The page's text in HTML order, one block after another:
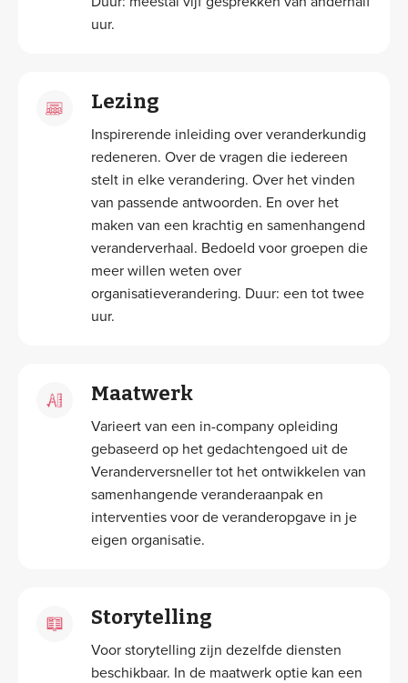
uur.
Lezing
Inspirerende inleiding over veranderkundig
redeneren. Over de vragen die iedereen
stelt in elke verandering. Over het vinden
van passende antwoorden. En over het
maken van een krachtig en samenhangend
veranderverhaal. Bedoeld voor groepen die
meer willen weten over
organisatieverandering. Duur: een tot twee
uur.
Maatwerk
Varieert van een in-company opleiding
gebaseerd op het gedachtengoed uit de
Veranderversneller tot het ontwikkelen van
samenhangende veranderaanpak en
interventies voor de veranderopgave in je
eigen organisatie.
Storytelling
Voor storytelling zijn dezelfde diensten
beschikbaar. In de maatwerk optie kan een